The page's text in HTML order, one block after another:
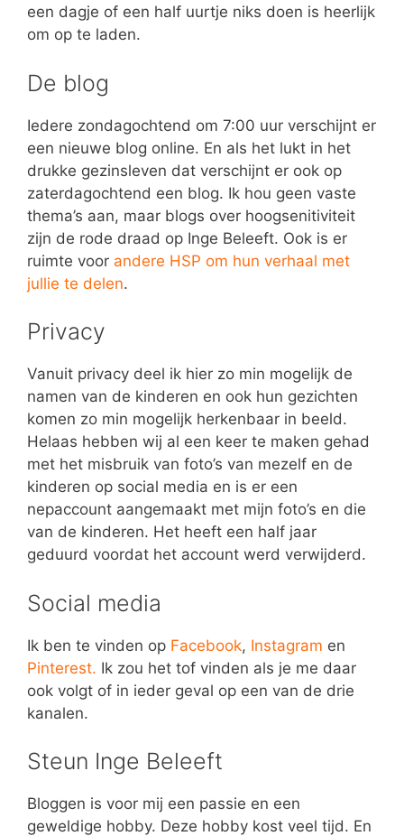
een dagje of een half uurtje niks doen is heerlijk
om op te laden.
De blog
Iedere zondagochtend om 7:00 uur verschijnt er
een nieuwe blog online. En als het lukt in het
drukke gezinsleven dat verschijnt er ook op
zaterdagochtend een blog. Ik hou geen vaste
thema’s aan, maar blogs over hoogsenitiviteit
zijn de rode draad op Inge Beleeft. Ook is er
ruimte voor andere HSP om hun verhaal met
jullie te delen.
Privacy
Vanuit privacy deel ik hier zo min mogelijk de
namen van de kinderen en ook hun gezichten
komen zo min mogelijk herkenbaar in beeld.
Helaas hebben wij al een keer te maken gehad
met het misbruik van foto’s van mezelf en de
kinderen op social media en is er een
nepaccount aangemaakt met mijn foto’s en die
van de kinderen. Het heeft een half jaar
geduurd voordat het account werd verwijderd.
Social media
Ik ben te vinden op Facebook, Instagram en
Pinterest. Ik zou het tof vinden als je me daar
ook volgt of in ieder geval op een van de drie
kanalen.
Steun Inge Beleeft
Bloggen is voor mij een passie en een
geweldige hobby. Deze hobby kost veel tijd. En